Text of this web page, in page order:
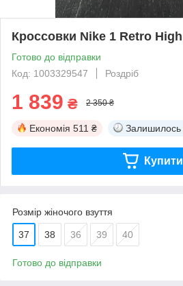
Кроссовки Nike 1 Retro High
Готово до відправки
Код: 1003329547
Роздріб
1 839 ₴ 2 350 ₴
Економія 511 ₴ Залишилось
Купити
Розмір жіночого взуття
37 38 36 39 40
Готово до відправки